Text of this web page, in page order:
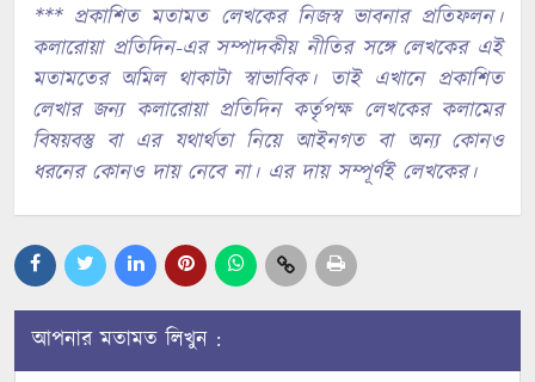
*** প্রকাশিত মতামত লেখকের নিজস্ব ভাবনার প্রতিফলন।
কলারোয়া প্রতিদিন-এর সম্পাদকীয় নীতির সঙ্গে লেখকের এই
মতামতের অমিল থাকাটা স্বাভাবিক। তাই এখানে প্রকাশিত
লেখার জন্য কলারোয়া প্রতিদিন কর্তৃপক্ষ লেখকের কলামের
বিষয়বস্তু বা এর যথার্থতা নিয়ে আইনগত বা অন্য কোনও
ধরনের কোনও দায় নেবে না। এর দায় সম্পূর্ণই লেখকের।
আপনার মতামত লিখুন :